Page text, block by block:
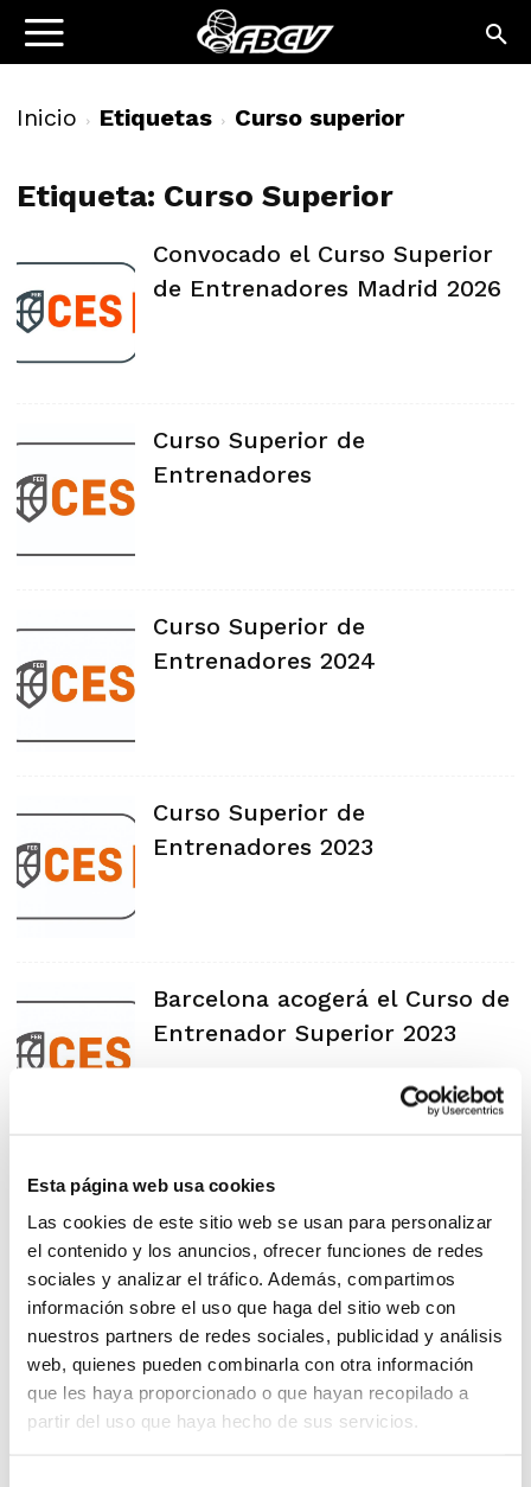
Esta página web usa cookies
Las cookies de este sitio web se usan para personalizar
el contenido y los anuncios, ofrecer funciones de redes
sociales y analizar el tráfico. Además, compartimos
información sobre el uso que haga del sitio web con
nuestros partners de redes sociales, publicidad y análisis
web, quienes pueden combinarla con otra información
que les haya proporcionado o que hayan recopilado a
partir del uso que haya hecho de sus servicios.
Inicio Etiquetas Curso superior
Etiqueta: Curso Superior
Convocado el Curso Superior
de Entrenadores Madrid 2026
Curso Superior de
Entrenadores
Curso Superior de
Entrenadores 2024
Curso Superior de
Entrenadores 2023
Barcelona acogerá el Curso de
Entrenador Superior 2023
Curso Superior de
Entrenadores 2022
La FEB convoca el XLV Curso
de Entrenador Superior